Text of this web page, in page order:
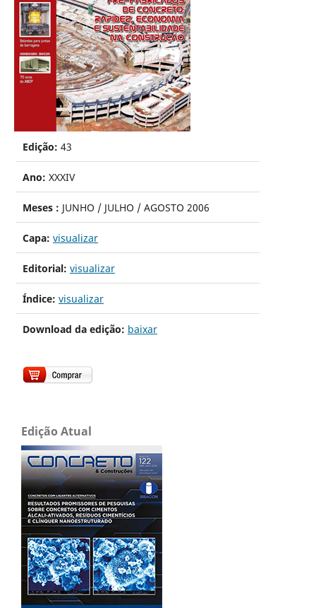
Edição: 43
Ano: XXXIV
Meses : JUNHO / JULHO / AGOSTO 2006
Capa: visualizar
Editorial: visualizar
Índice: visualizar
Download da edição: baixar
Edição Atual